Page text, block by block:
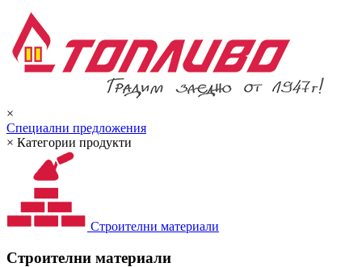
×
Специални предложения
× Категории продукти
Строителни материали
Строителни материали